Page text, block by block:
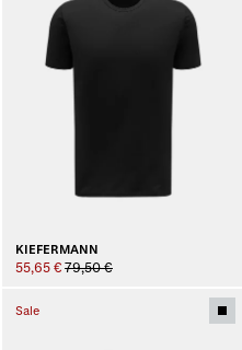
KIEFERMANN
55,65 € 79,50 €
Sale